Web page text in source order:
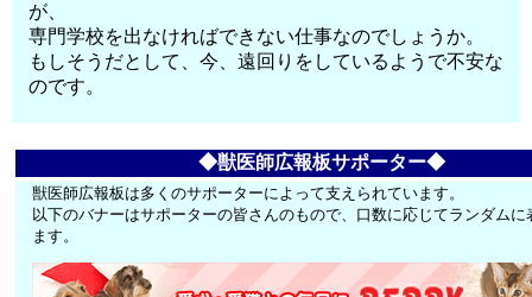
が、
専門学校を出なければできない仕事なのでしょうか。
もしそうだとして、今、遠回りをしているようで不安な
のです。
◆獣医師広報板サポーター◆
獣医師広報板は多くのサポーターによって支えられています。
以下のバナーはサポーターの皆さんのもので、口数に応じてランダムに
ます。